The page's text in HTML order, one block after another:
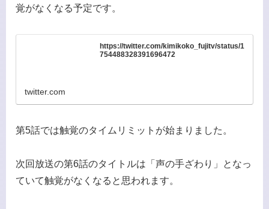
覚がなくなる予定です。
https://twitter.com/kimikoko_fujitv/status/1
754488328391696472
twitter.com
第5話では触覚のタイムリミットが始まりました。
次回放送の第6話のタイトルは「声の手ざわり」となっ
ていて触覚がなくなると思われます。